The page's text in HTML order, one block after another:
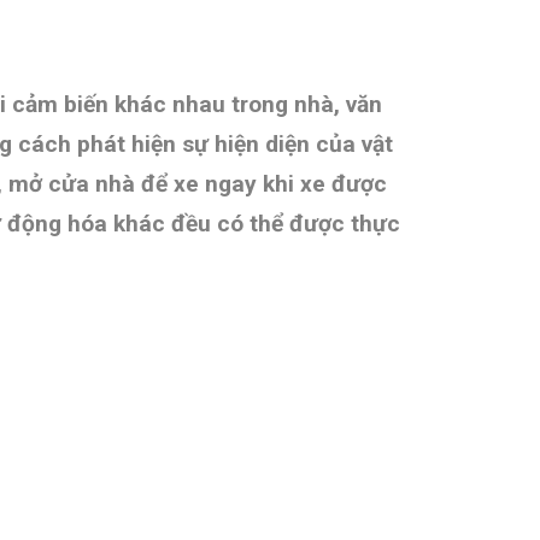
biến khác nhau trong nhà, văn
cách phát hiện sự hiện diện của vật
cửa nhà để xe ngay khi xe được
động hóa khác đều có thể được thực